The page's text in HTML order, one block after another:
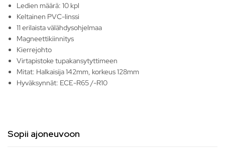
Ledien määrä: 10 kpl
Keltainen PVC-linssi
11 erilaista välähdysohjelmaa
Magneettikiinnitys
Kierrejohto
Virtapistoke tupakansytyttimeen
Mitat: Halkaisija 142mm, korkeus 128mm
Hyväksynnät: ECE-R65 /-R10
Sopii ajoneuvoon